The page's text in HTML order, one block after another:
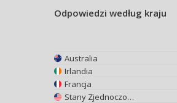
Odpowiedzi według kraju
Australia
Irlandia
Francja
Stany Zjednoczone